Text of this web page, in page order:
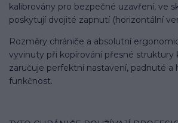
kalibrovány pro bezpečné uzavření, ve
poskytují dvojité zapnutí (horizontální
Rozměry chrániče a absolutní
vyvinuty při kopírování přesné struktury
zaručuje perfektní nastavení, padnuté a
funkčnost.